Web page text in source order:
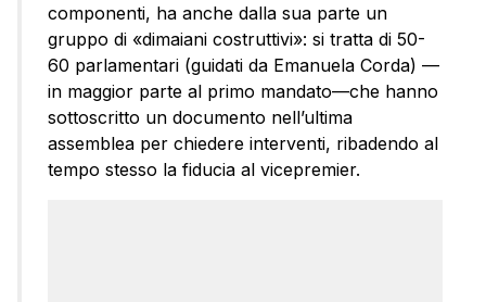
componenti, ha anche dalla sua parte un
gruppo di «dimaiani costruttivi»: si tratta di 50-
60 parlamentari (guidati da Emanuela Corda) —
in maggior parte al primo mandato—che hanno
sottoscritto un documento nell’ultima
assemblea per chiedere interventi, ribadendo al
tempo stesso la fiducia al vicepremier.